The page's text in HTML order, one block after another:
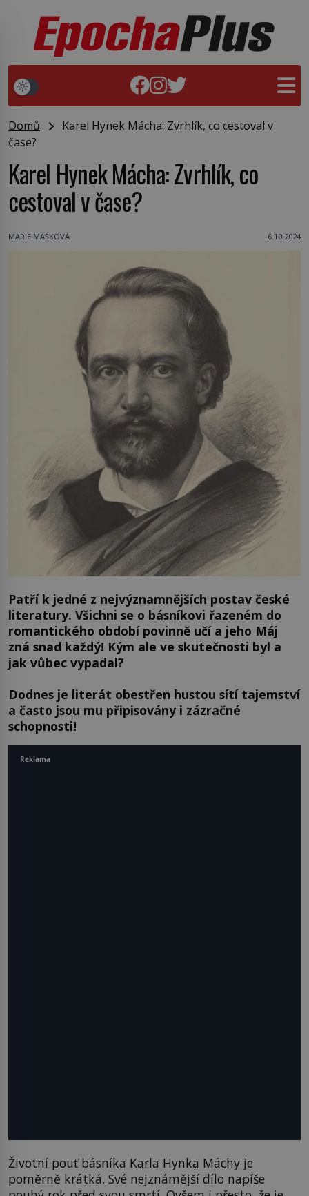
Domů
Karel Hynek Mácha: Zvrhlík, co cestoval v
čase?
Karel Hynek Mácha: Zvrhlík, co
cestoval v čase?
MARIE MAŠKOVÁ 6.10.2024
Patří k jedné z nejvýznamnějších postav české
literatury. Všichni se o básníkovi řazeném do
romantického období povinně učí a jeho Máj
zná snad každý! Kým ale ve skutečnosti byl a
jak vůbec vypadal?
Dodnes je literát obestřen hustou sítí tajemství
a často jsou mu připisovány i zázračné
schopnosti!
Životní pouť básníka Karla Hynka Máchy je
poměrně krátká. Své nejznámější dílo napíše
Reklama